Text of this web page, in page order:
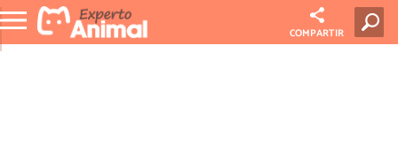
COMPARTIR